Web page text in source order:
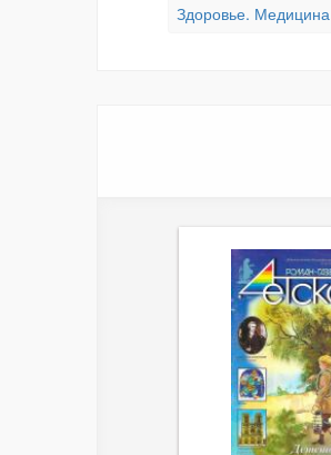
Здоровье. Медицина